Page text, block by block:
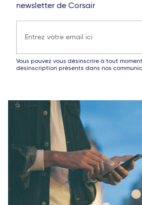
newsletter de Corsair
Vous pouvez vous désinscrire à tout
désinscription présents dans nos